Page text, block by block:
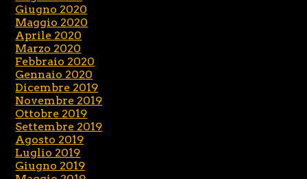
Giugno 2020
Maggio 2020
Aprile 2020
Marzo 2020
Febbraio 2020
Gennaio 2020
Dicembre 2019
Novembre 2019
Ottobre 2019
Settembre 2019
Agosto 2019
Luglio 2019
Giugno 2019